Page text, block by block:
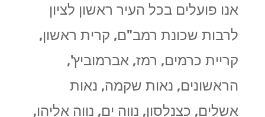
אנו פועלים בכל העיר ראשון לציון
לרבות שכונת רמב"ם, קרית ראשון,
קריית כרמים, רמז, אברמוביץ',
הראשונים, נאות שקמה, נאות
אשלים, כצנלסון, נווה ים, נווה אליהו,